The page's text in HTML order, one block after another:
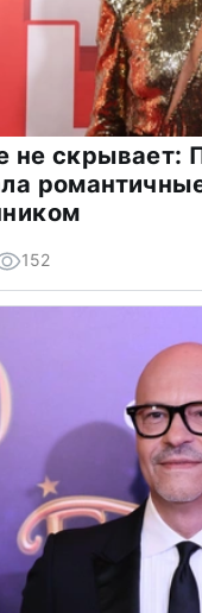
не скрывает:
152